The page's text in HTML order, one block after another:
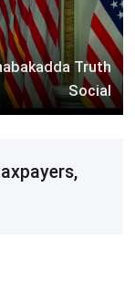
Truth
Social